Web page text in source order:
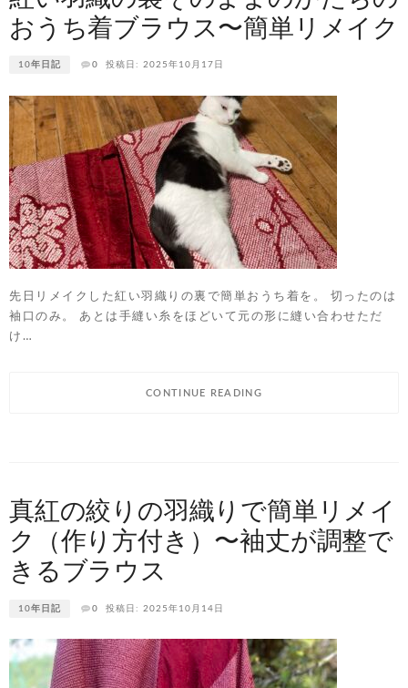
おうち着ブラウス〜簡単リメイク
10年日記 0 投稿日: 2025年10月17日
先日リメイクした紅い羽織りの裏で簡単おうち着を。 切ったのは
袖口のみ。 あとは手縫い糸をほどいて元の形に縫い合わせただ
け…
CONTINUE READING
真紅の絞りの羽織りで簡単リメイ
ク（作り方付き）〜袖丈が調整で
きるブラウス
10年日記 0 投稿日: 2025年10月14日